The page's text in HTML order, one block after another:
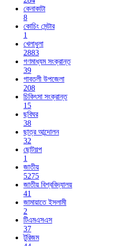
কেনাকাটা
8
কোচিং সেন্টার
1
খেলাধুলা
2883
গণমাধ্যম সংক্রান্ত
39
গাবতলী উপজেলা
208
চিকিৎসা সংক্রান্ত
15
ছবিঘর
38
ছাত্র আন্দোলন
32
ছোটগল্প
1
জাতীয়
5275
জাতীয় বিশ্ববিদ্যালয়
41
জামায়াতে ইসলামী
2
টিএমএসএস
37
টুরিজম